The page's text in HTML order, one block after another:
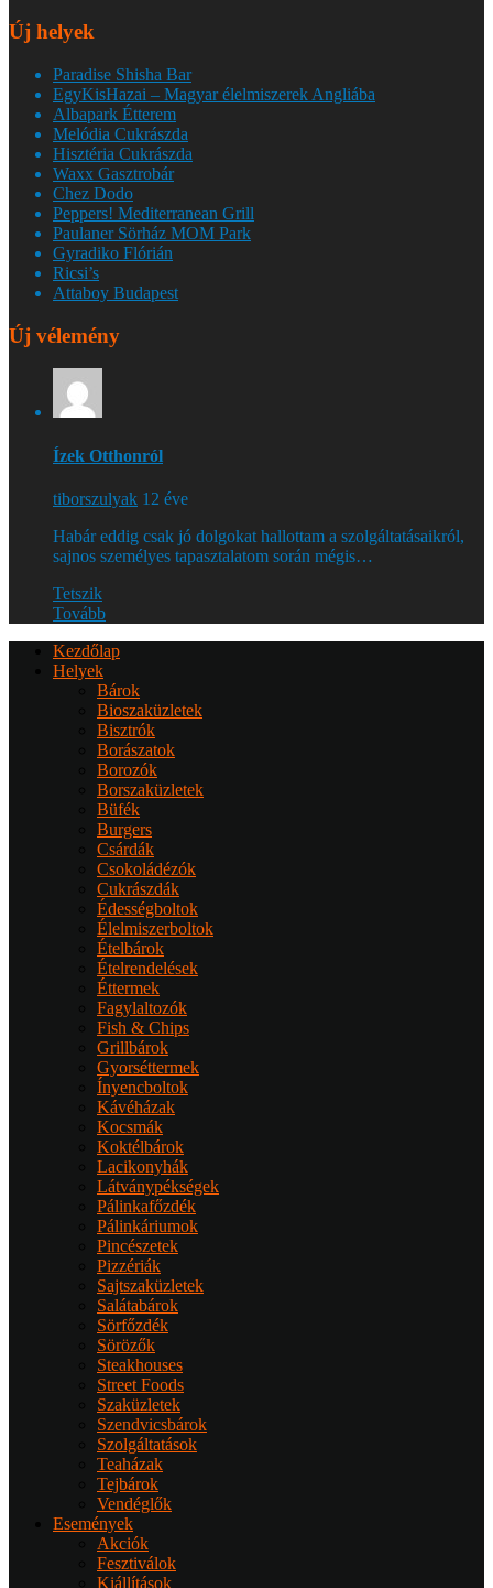
Új helyek
Paradise Shisha Bar
EgyKisHazai – Magyar élelmiszerek Angliába
Albapark Étterem
Melódia Cukrászda
Hisztéria Cukrászda
Waxx Gasztrobár
Chez Dodo
Peppers! Mediterranean Grill
Paulaner Sörház MOM Park
Gyradiko Flórián
Ricsi’s
Attaboy Budapest
Új vélemény
Ízek Otthonról
tiborszulyak 12 éve
Habár eddig csak jó dolgokat hallottam a szolgáltatásaikról,
sajnos személyes tapasztalatom során mégis…
Tetszik
Tovább
Kezdőlap
Helyek
Bárok
Bioszaküzletek
Bisztrók
Borászatok
Borozók
Borszaküzletek
Büfék
Burgers
Csárdák
Csokoládézók
Cukrászdák
Édességboltok
Élelmiszerboltok
Ételbárok
Ételrendelések
Éttermek
Fagylaltozók
Fish & Chips
Grillbárok
Gyorséttermek
Ínyencboltok
Kávéházak
Kocsmák
Koktélbárok
Lacikonyhák
Látványpékségek
Pálinkafőzdék
Pálinkáriumok
Pincészetek
Pizzériák
Sajtszaküzletek
Salátabárok
Sörfőzdék
Sörözők
Steakhouses
Street Foods
Szaküzletek
Szendvicsbárok
Szolgáltatások
Teaházak
Tejbárok
Vendéglők
Események
Akciók
Fesztiválok
Kiállítások